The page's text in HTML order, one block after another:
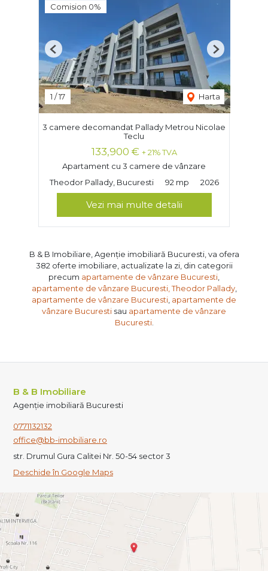
Comision 0%
1 /17 Harta
Previous Next
3 camere decomandat Pallady Metrou Nicolae
Teclu
133,900 € + 21% TVA
Apartament cu 3 camere de vânzare
Theodor Pallady, Bucuresti
92 mp 2026
Vezi mai multe detalii
B & B Imobiliare, Agenție imobiliară Bucuresti, va ofera
382 oferte imobiliare, actualizate la zi, din categorii
precum apartamente de vânzare Bucuresti
apartamente de vânzare Bucuresti, Theodor Pallady,
apartamente de vânzare Bucuresti apartamente de
vânzare Bucuresti sau apartamente de vânzare
Bucuresti.
B & B Imobiliare
Agenție imobiliară Bucuresti
0771132132
office@bb-imobiliare.ro
str. Drumul Gura Calitei Nr. 50-54 sector 3
Deschide în Google Maps